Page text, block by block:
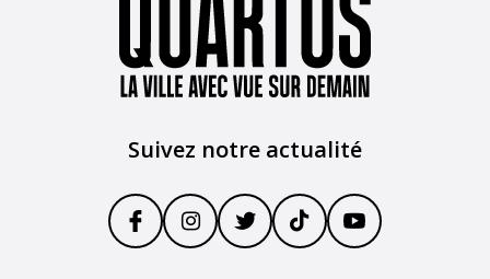
Suivez notre actualité